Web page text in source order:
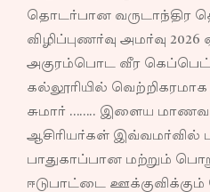
தொடர்பான வருடாந்திர
விழிப்புணர்வு அமர்வு
அகுரம்பொட வீர
கல்லூரியில்
சுமார் …….. இளைய
ஆசிரியர்கள் இவ்வமர்வில்
பாதுகாப்பான மற்றும்
ஈடுபாட்டை